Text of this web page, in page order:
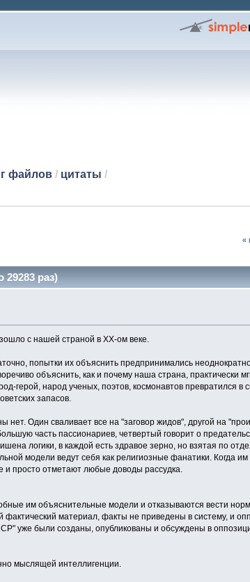
файлов/ цитаты /
«
раз)
с нашей страной в XX-ом веке.
попытки их объяснить предпринимались
объяснить, как и почему наша страна, практически
герой, народ ученых, поэтов, космонавтов превратился в
запасов.
Один сваливает все на "заговор жидов", другой на
часть пассионариев, четвертый говорит о
логики, в каждой есть здравое зерно, но взятая по
модели ведут себя как религиозные фанатики. Когда
и просто отметают любые доводы рассудка.
им объяснительные модели и отказываются вести
фактический материал, факты не приведены в систему, и
уже были созданы, опубликованы и обсуждены в
мыслящей интеллигенции.